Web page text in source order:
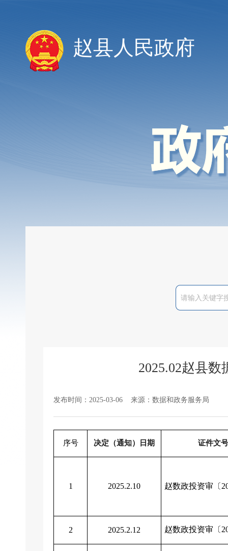
赵县人民政府
2025.02赵县
发布时间：2025-03-06 来源：数据和政务服务局
序号 决定（通知）日期 证件文号
1 2025.2.10 赵数政投资审〔
2 2025.2.12 赵数政投资审〔